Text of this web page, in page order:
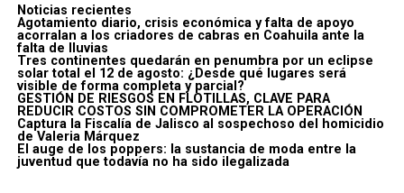
Noticias recientes
Agotamiento diario, crisis económica y falta de apoyo
acorralan a los criadores de cabras en Coahuila ante la
falta de lluvias
Tres continentes quedarán en penumbra por un eclipse
solar total el 12 de agosto: ¿Desde qué lugares será
visible de forma completa y parcial?
GESTIÓN DE RIESGOS EN FLOTILLAS, CLAVE PARA
REDUCIR COSTOS SIN COMPROMETER LA OPERACIÓN
Captura la Fiscalía de Jalisco al sospechoso del homicidio
de Valeria Márquez
El auge de los poppers: la sustancia de moda entre la
juventud que todavía no ha sido ilegalizada